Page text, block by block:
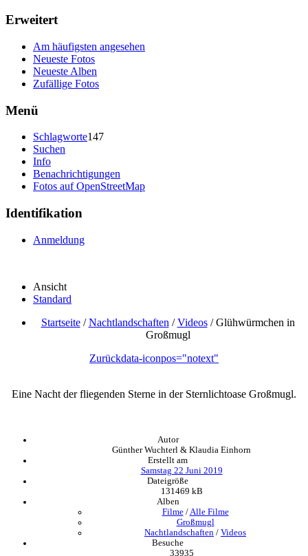
Erweitert
Am häufigsten angesehen
Neueste Fotos
Neueste Alben
Zufällige Fotos
Menü
Schlagworte147
Suchen
Info
Benachrichtigungen
Fotos auf OpenStreetMap
Identifikation
Anmeldung
Ansicht
Standard
Startseite/Nachtlandschaften /Videos/Glühwürmchen in
Großmugl
Zurückdata-iconpos="notext"
Eine Nacht der fliegenden Sterne in der Sternlichtoase Großmugl.
Autor
Günther Wuchterl & Klaudia Einhorn
Erstellt am
Samstag 22 Juni 2019
Dateigröße
131469 kB
Alben
Filme/ Alle Filme
Großmugl
Nachtlandschaften / Videos
Besuche
33935